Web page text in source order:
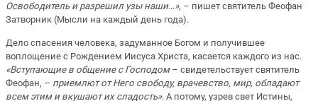
Освободитель и разрешил узы наши…», – пишет святитель Феофан
Затворник (Мысли на каждый день года).
Дело спасения человека, задуманное Богом и получившее
воплощение с Рождением Иисуса Христа, касается каждого из нас.
«Вступающие в общение с Господом– свидетельствует святитель
Феофан, – приемлют от Него свободу, врачевство, мир, обладают
всем этим и вкушают их сладость». А потому, узрев свет Истины,